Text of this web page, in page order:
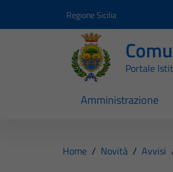
Regione Sicilia
Portale
Amministrazione
Home / Novità / Avvisi